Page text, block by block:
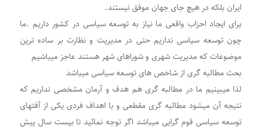
ایران بلکه در هیچ جای جهان موفق نیستند.
برای ایجاد احزاب واقعی ما نیاز به توسعه سیاسی در کشور داریم .ما
چون توسعه سیاسی نداریم حتی در مدیریت و نظارت بر ساده ترین
موضوعات که مدیریت شهری و شوراهای شهر هستند عاجز میباشیم
بحث مطالبه گری از شاخص های توسعه سیاسی میباشد
لذا میبینیم ما در مطالبه گری هم هدف و آرمان مشخصی نداریم که
نتیجه آن میشود مطالبه گری مقطعی و با اهداف فردی یکی از آفتهای
توسعه سیاسی قوم گرایی میباشد اگر توجه نمائید تا بیست سال پیش